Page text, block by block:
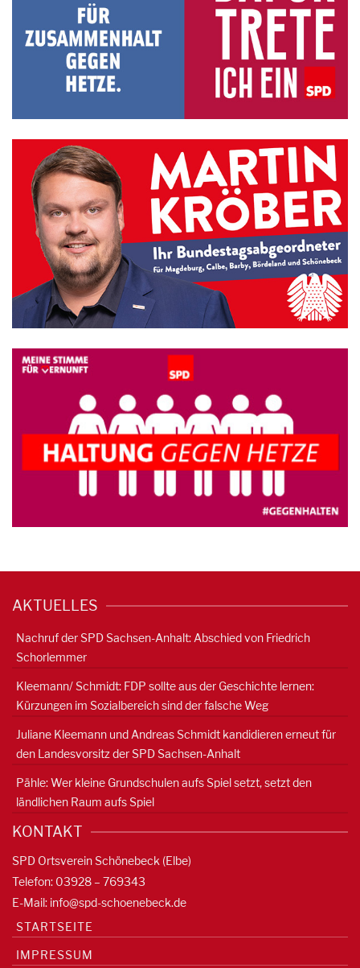
AKTUELLES
Nachruf der SPD Sachsen-Anhalt: Abschied von Friedrich
Schorlemmer
Kleemann/ Schmidt: FDP sollte aus der Geschichte lernen:
Kürzungen im Sozialbereich sind der falsche Weg
Juliane Kleemann und Andreas Schmidt kandidieren erneut für
den Landesvorsitz der SPD Sachsen-Anhalt
Pähle: Wer kleine Grundschulen aufs Spiel setzt, setzt den
ländlichen Raum aufs Spiel
KONTAKT
SPD Ortsverein Schönebeck (Elbe)
Telefon: 03928 – 769343
E-Mail: info@spd-schoenebeck.de
STARTSEITE
IMPRESSUM